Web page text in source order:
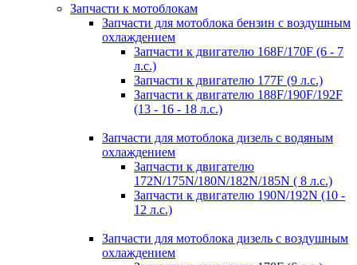
Запчасти к мотоблокам
Запчасти для мотоблока бензин с воздушным
охлаждением
Запчасти к двигателю 168F/170F (6 - 7
л.с.)
Запчасти к двигателю 177F (9 л.с.)
Запчасти к двигателю 188F/190F/192F
(13 - 16 - 18 л.с.)
Запчасти для мотоблока дизель с водяным
охлаждением
Запчасти к двигателю
172N/175N/180N/182N/185N ( 8 л.с.)
Запчасти к двигателю 190N/192N (10 -
12 л.с.)
Запчасти для мотоблока дизель с воздушным
охлаждением